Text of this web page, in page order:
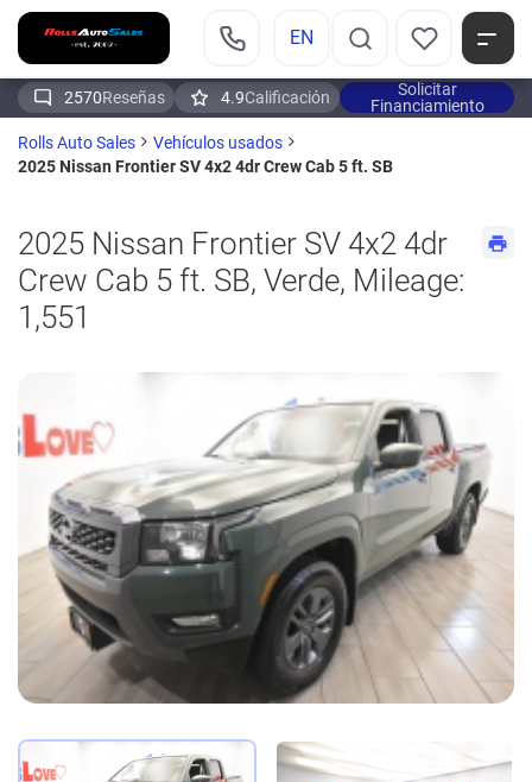
EN
2570Reseñas 4.9Calificación
Solicitar
Financiamiento
Rolls Auto Sales
Vehículos usados
2025 Nissan Frontier SV 4x2 4dr Crew Cab 5 ft. SB
2025 Nissan Frontier SV 4x2 4dr
Crew Cab 5 ft. SB, Verde, Mileage:
1,551